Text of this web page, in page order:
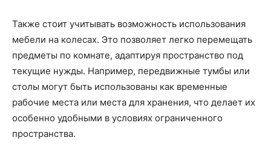
Также стоит учитывать возможность использования
мебели на колесах. Это позволяет легко перемещать
предметы по комнате, адаптируя пространство под
текущие нужды. Например, передвижные тумбы или
столы могут быть использованы как временные
рабочие места или места для хранения, что делает их
особенно удобными в условиях ограниченного
пространства.